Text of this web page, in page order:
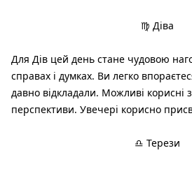
♍ Діва
Для Дів цей день стане чудовою
справах і думках. Ви легко
давно відкладали. Можливі корисні
перспективи. Увечері корисно
♎ Терези